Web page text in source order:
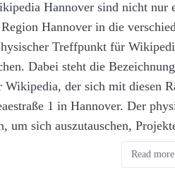
es die Napoleontorte. Diese
nicht ganz so groß war wie
lohnt sich der Weg zum Doli
Preis-Leistungsverhältnis
kommt auch nicht zu kurz.
Bereich des Schuppens
Epochen bis hin zu
Zeiten reicht dabei
verteilt und
Hannover sind nicht
Hannover in die
Treffpunkt für
Dabei steht die
der sich mit diesen
1 in Hannover. Der
um sich auszutauschen,
Read more